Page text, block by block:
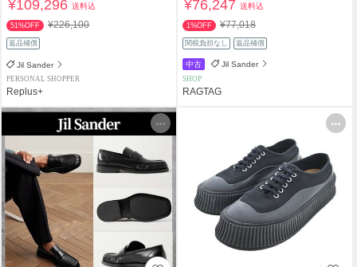
¥109,296送料込
51%OFF ¥226,100
返品補償
Jil Sander
PERSONAL SHOPPER
Replus+
¥76,247送料込
1%OFF ¥77,018
関税負担なし 返品補償
中古 Jil Sander
SHOP
RAGTAG